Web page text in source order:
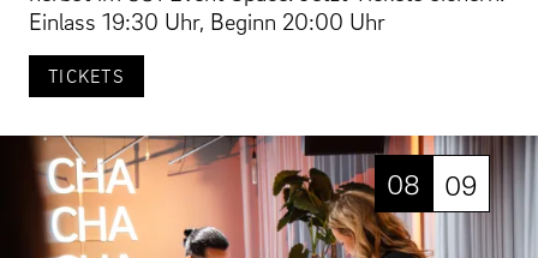
Einlass 19:30 Uhr, Beginn 20:00 Uhr
TICKETS
08 09